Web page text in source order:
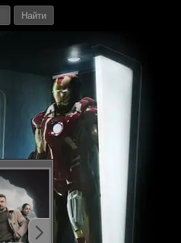
Найти